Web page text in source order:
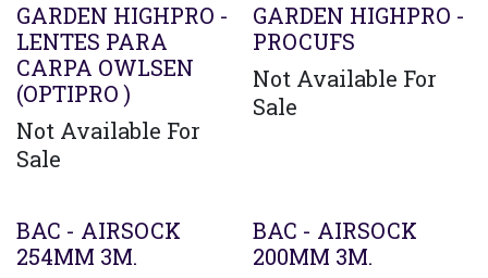
GARDEN HIGHPRO -
LENTES PARA
CARPA OWLSEN
(OPTIPRO )
Not Available For
Sale
GARDEN HIGHPRO -
PROCUFS
Not Available For
Sale
BAC - AIRSOCK
254MM 3M.
BAC - AIRSOCK
200MM 3M.